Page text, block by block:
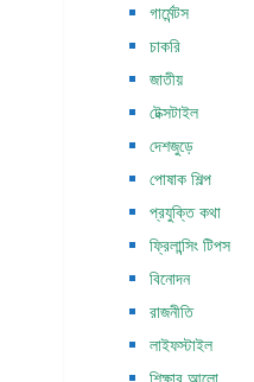
গার্মেন্টস
চাকরি
জাতীয়
টেক্সটাইল
দেশজুড়ে
পোষাক শিল্প
প্রযুক্তি কথা
ফ্রিলান্সিং টিপস
বিনোদন
রাজনীতি
লাইফস্টাইল